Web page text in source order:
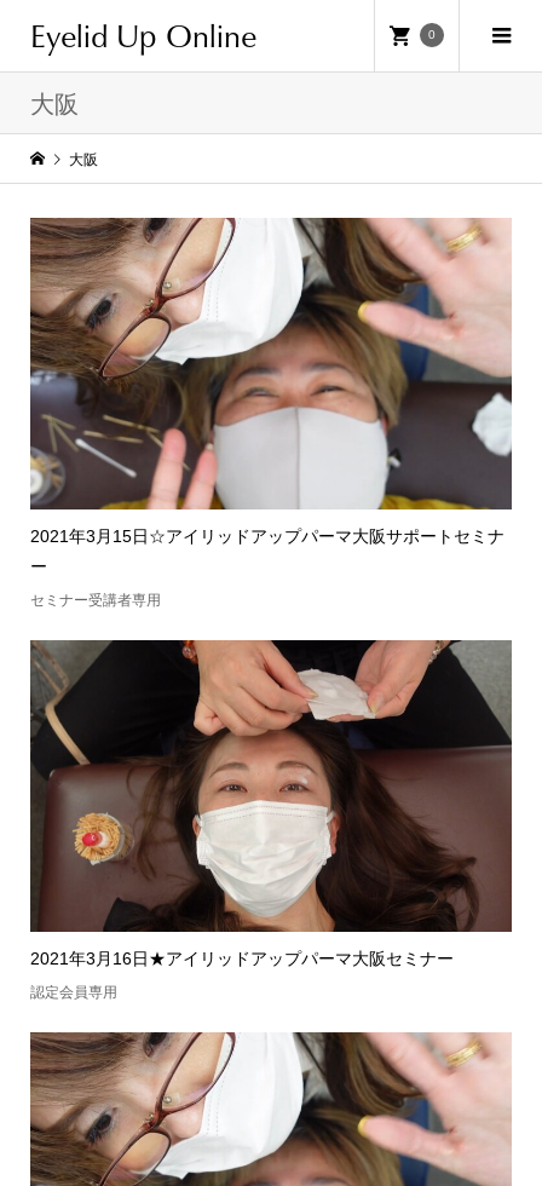
Eyelid Up Online 0
大阪
大阪
2021年3月15日☆アイリッドアップパーマ大阪サポートセミナ
ー
セミナー受講者専用
2021年3月16日★アイリッドアップパーマ大阪セミナー
認定会員専用